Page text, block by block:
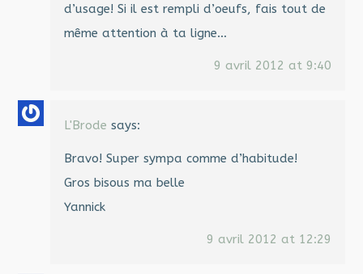
d’usage! Si il est rempli d’oeufs, fais tout de
même attention à ta ligne…
9 avril 2012 at 9:40
L'Brode says:
Bravo! Super sympa comme d’habitude!
Gros bisous ma belle
Yannick
9 avril 2012 at 12:29